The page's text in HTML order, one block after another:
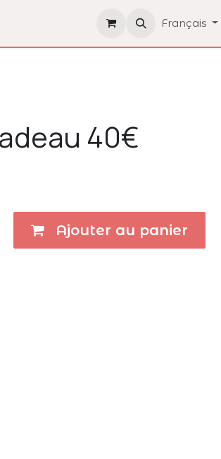
Français
40€
Ajouter au panier